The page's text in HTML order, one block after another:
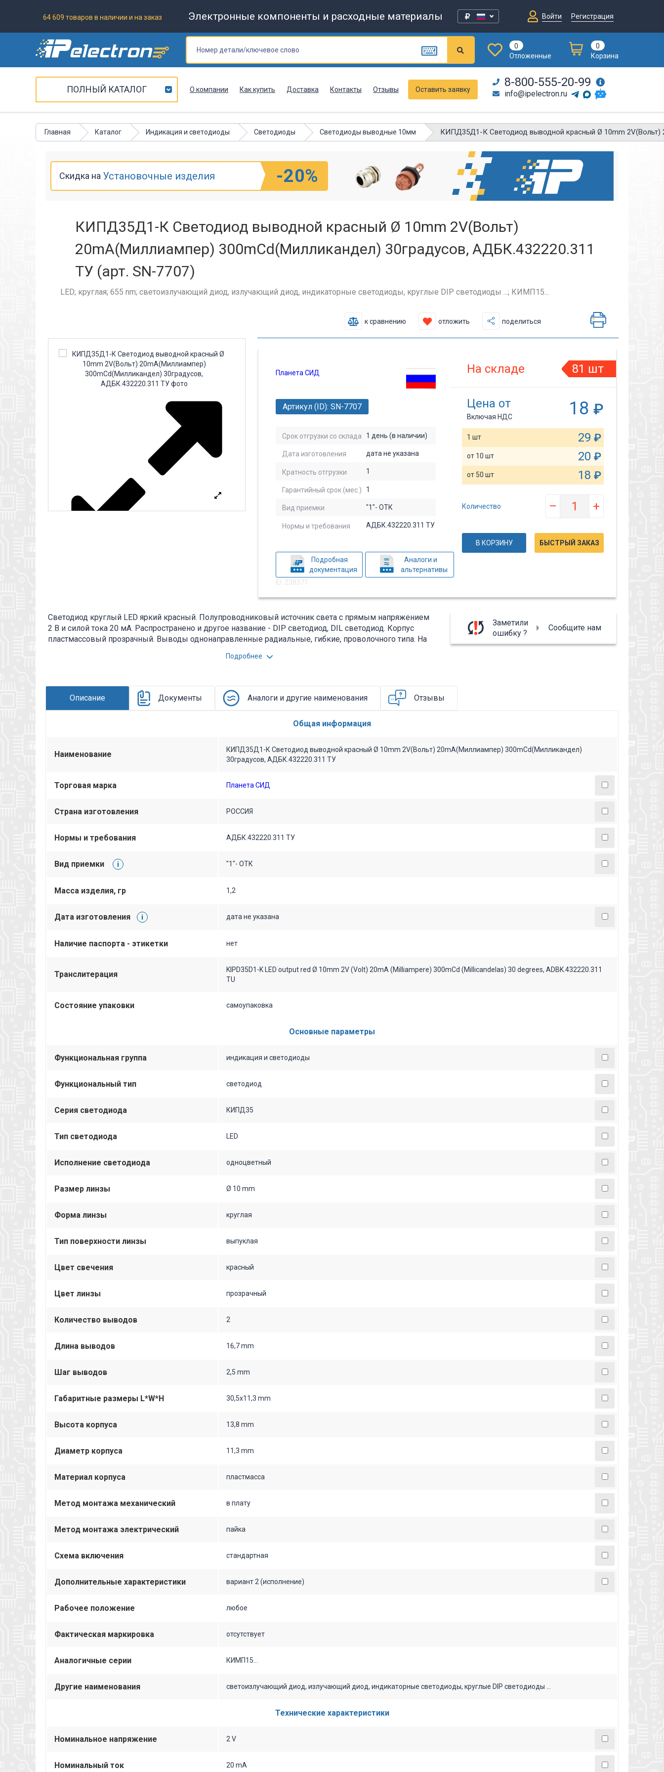
64 609 товаров в наличии и на заказ Электронные компоненты и расходные материалы Войти Регистрация
0
Отложенные
0
Корзина
ПОЛНЫЙ КАТАЛОГ О компании Как купить Доставка Контакты Отзывы Оставить заявку
8-800-555-20-99
info@ipelectron.ru
Главная Каталог Индикация и светодиоды Светодиоды Светодиоды выводные 10мм КИПД35Д1-К Светодиод выводной красный Ø 10mm 2V(Вольт)
Скидка на Установочные изделия -20%
КИПД35Д1-К Светодиод выводной красный Ø 10mm 2V(Вольт)
20mA(Миллиампер) 300mCd(Милликандел) 30градусов, АДБК.432220.311
ТУ (арт. SN-7707)
LED; круглая; 655 nm; светоизлучающий диод, излучающий диод, индикаторные светодиоды, круглые DIP светодиоды ...; КИМП15...
к сравнению отложить поделиться
Планета СИД
Артикул (ID): SN-7707
Срок отгрузки со склада 1 день (в наличии)
Дата изготовления дата не указана
Кратность отгрузки 1
Гарантийный срок (мес.) 1
Вид приемки "1"- ОТК
Нормы и требования АДБК.432220.311 ТУ
Подробная
документация
Аналоги и
альтернативы
ID: 238371
На складе 81 шт
Цена от
Включая НДС 18 ₽
1 шт 29 ₽
от 10 шт 20 ₽
от 50 шт 18 ₽
Количество – +
В КОРЗИНУ БЫСТРЫЙ ЗАКАЗ
Светодиод круглый LED яркий красный. Полупроводниковый источник света с прямым напряжением
2 В и силой тока 20 мА. Распространено и другое название - DIP светодиод, DIL светодиод. Корпус
пластмассовый прозрачный. Выводы однонаправленные радиальные, гибкие, проволочного типа. На
приборах. Вся дополнительная информация находится во вложении на товар, см. pdf - файл.
Подробнее
Заметили
ошибку ?
Сообщите нам
Описание Документы Аналоги и другие наименования Отзывы
Общая информация
Наименование
КИПД35Д1-К Светодиод выводной красный Ø 10mm 2V(Вольт) 20mA(Миллиампер) 300mCd(Милликандел)
30градусов, АДБК.432220.311 ТУ
Торговая марка Планета СИД
Страна изготовления РОССИЯ
Нормы и требования АДБК.432220.311 ТУ
Вид приемки i "1"- ОТК
Масса изделия, гр 1,2
Дата изготовления i дата не указана
Наличие паспорта - этикетки нет
Транслитерация
KIPD35D1-K LED output red Ø 10mm 2V (Volt) 20mA (Milliampere) 300mCd (Millicandelas) 30 degrees, ADBK.432220.311
TU
Состояние упаковки самоупаковка
Основные параметры
Функциональная группа индикация и светодиоды
Функциональный тип светодиод
Серия светодиода КИПД35
Тип светодиода LED
Исполнение светодиода одноцветный
Размер линзы Ø 10 mm
Форма линзы круглая
Тип поверхности линзы выпуклая
Цвет свечения красный
Цвет линзы прозрачный
Количество выводов 2
Длина выводов 16,7 mm
Шаг выводов 2,5 mm
Габаритные размеры L*W*H 30,5х11,3 mm
Высота корпуса 13,8 mm
Диаметр корпуса 11,3 mm
Материал корпуса пластмасса
Метод монтажа механический в плату
Метод монтажа электрический пайка
Схема включения стандартная
Дополнительные характеристики вариант 2 (исполнение)
Рабочее положение любое
Фактическая маркировка отсутствует
Аналогичные серии КИМП15...
Другие наименования светоизлучающий диод, излучающий диод, индикаторные светодиоды, круглые DIP светодиоды ...
Технические характеристики
Номинальное напряжение 2 V
Номинальный ток 20 mA